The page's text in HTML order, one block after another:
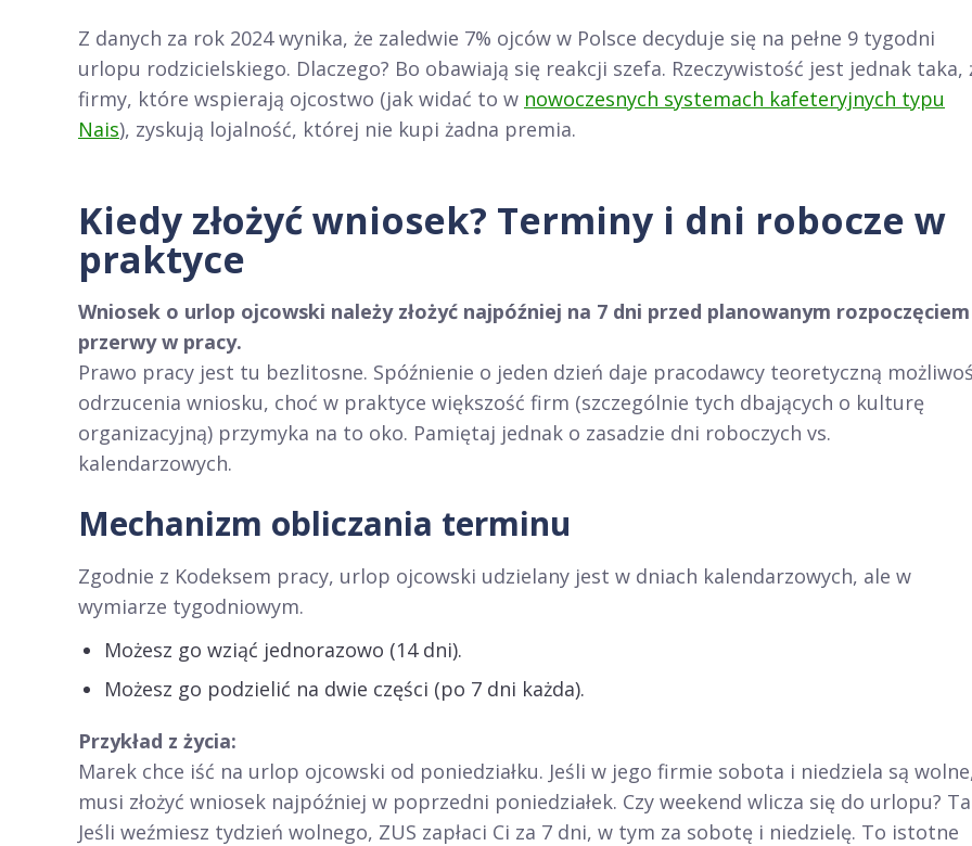
Z danych za rok 2024 wynika, że zaledwie 7% ojców w Polsce decyduje się na pełne 9 tygodni
urlopu rodzicielskiego. Dlaczego? Bo obawiają się reakcji szefa. Rzeczywistość jest jednak taka,
firmy, które wspierają ojcostwo (jak widać to w nowoczesnych systemach kafeteryjnych typu
Nais), zyskują lojalność, której nie kupi żadna premia.
Kiedy złożyć wniosek? Terminy i dni robocze w
praktyce
Wniosek o urlop ojcowski należy złożyć najpóźniej na 7 dni przed planowanym rozpoczęciem
przerwy w pracy.
Prawo pracy jest tu bezlitosne. Spóźnienie o jeden dzień daje pracodawcy teoretyczną
odrzucenia wniosku, choć w praktyce większość firm (szczególnie tych dbających o kulturę
organizacyjną) przymyka na to oko. Pamiętaj jednak o zasadzie dni roboczych vs.
kalendarzowych.
Mechanizm obliczania terminu
Zgodnie z Kodeksem pracy, urlop ojcowski udzielany jest w dniach kalendarzowych, ale w
wymiarze tygodniowym.
Możesz go wziąć jednorazowo (14 dni).
Możesz go podzielić na dwie części (po 7 dni każda).
Przykład z życia:
Marek chce iść na urlop ojcowski od poniedziałku. Jeśli w jego firmie sobota i niedziela są
musi złożyć wniosek najpóźniej w poprzedni poniedziałek. Czy weekend wlicza się do urlopu?
Jeśli weźmiesz tydzień wolnego, ZUS zapłaci Ci za 7 dni, w tym za sobotę i niedzielę. To istotne